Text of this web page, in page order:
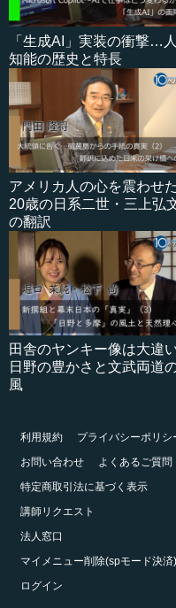
「生成AI」実装の衝撃…
知能の歴史と特長
アメリカ人の心を震わせた
20歳の日系二世・三上弘
の翻訳
田舎のヤンキー像は大違
日野の豊かさと文武両道
風
利用規約
プライバシーポリシ
お問い合わせ
よくあるご質問
特定商取引法に基づく表示
講師リクエスト
法人窓口
マイメニュー削除(spモード決済)
ログイン